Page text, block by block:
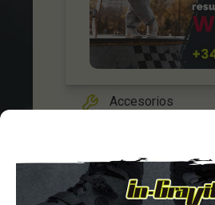
Accesorios
FINANCIA CON: